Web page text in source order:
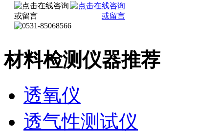
材料检测仪器推荐
透氧仪
透气性测试仪